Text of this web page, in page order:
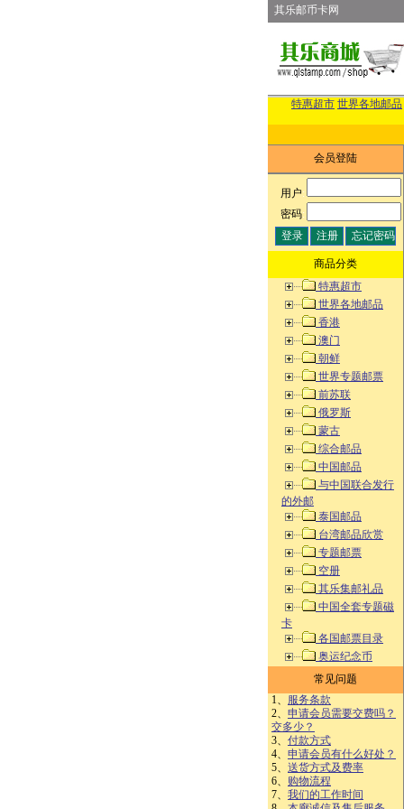
其乐邮币卡网
特惠超市 世界各地邮品
会员登陆
用户:
密码:
商品分类
特惠超市
世界各地邮品
香港
澳门
朝鲜
世界专题邮票
前苏联
俄罗斯
蒙古
综合邮品
中国邮品
与中国联合发行
的外邮
泰国邮品
台湾邮品欣赏
专题邮票
空册
其乐集邮礼品
中国全套专题磁
卡
各国邮票目录
奥运纪念币
常见问题
1、 服务条款
2、 申请会员需要交费吗？
交多少？
3、 付款方式
4、 申请会员有什么好处？
5、 送货方式及费率
6、 购物流程
7、 我们的工作时间